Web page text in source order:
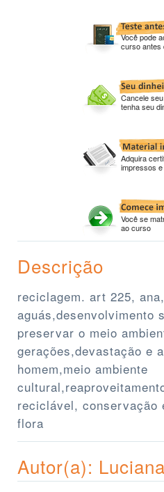
Você pode
curso antes
Cancele
tenha seu
Adquira
impressos
Você se
ao curso
Descrição
reciclagem. art 225,
aguás,desenvolvimento
preservar o meio
gerações,devastação e
homem,meio ambiente
reciclável, conservação
flora
Autor(a):